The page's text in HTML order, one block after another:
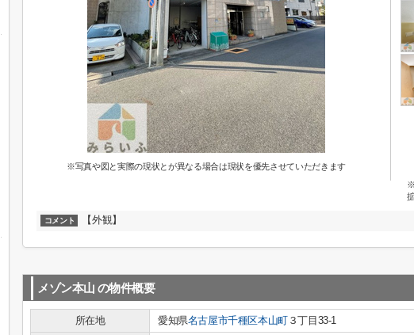
※写真や図と実際の現状とが異なる場合は現状を優先させていただきます
※
コメント 【外観】
メゾン本山 の物件概要
所在地 愛知県名古屋市千種区本山町３丁目33-1